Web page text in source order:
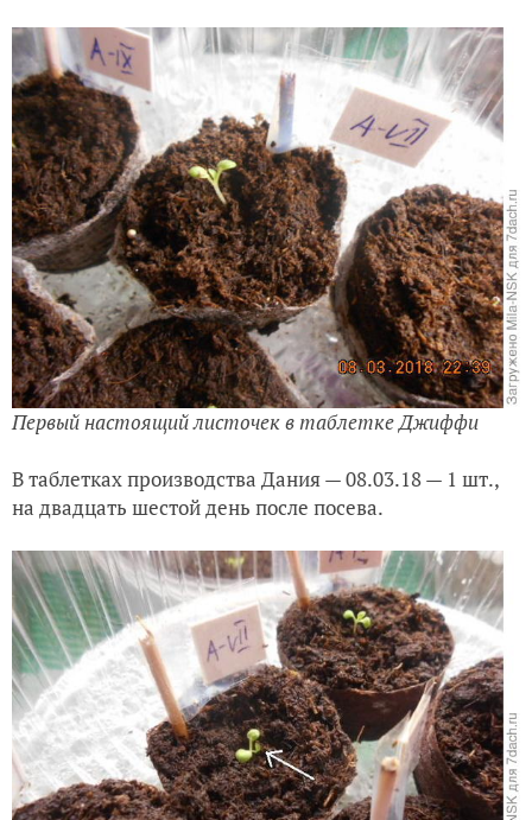
Первый настоящий листочек в таблетке Джиффи
В таблетках производства Дания — 08.03.18 — 1 шт.,
на двадцать шестой день после посева.